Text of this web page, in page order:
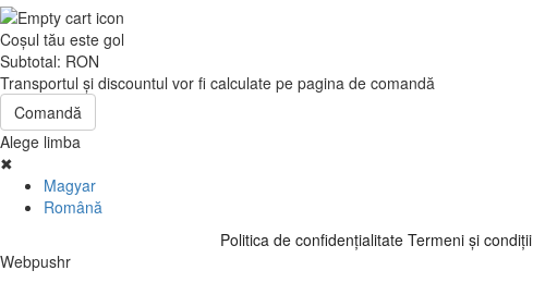
Coşul tău este gol
Subtotal: RON
Transportul şi discountul vor fi calculate pe pagina de comandă
Comandă
Alege limba
✖
Magyar
Română
Politica de confidenţialitate Termeni şi condiţii
Webpushr